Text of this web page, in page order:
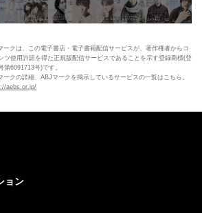
ークは、この電子書店・電子書籍配信サービスが、著作権者からコ
ツ使用許諾を得た正規版配信サービスであることを示す登録商標(登
第6091713号)です。
ークの詳細、ABJマークを掲示しているサービスの一覧はこちら。
aebs.or.jp/
定期購読デジタル
ョン